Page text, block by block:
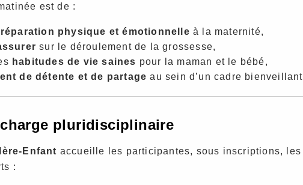
est de :
physique et émotionnelle à la maternité,
sur le déroulement de la grossesse,
habitudes de vie saines pour la maman et le bébé,
de détente et de partage au sein d’un cadre
pluridisciplinaire
Enfant accueille les participantes, sous inscriptions,
: